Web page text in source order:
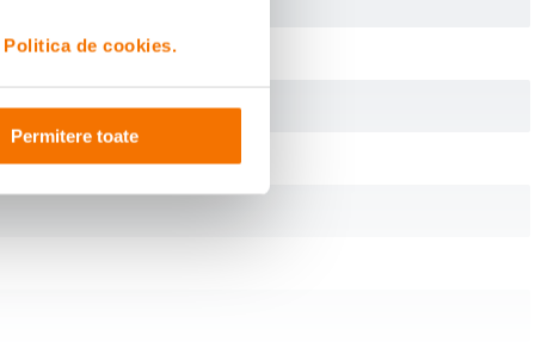
Politica de cookies.
Permitere toate